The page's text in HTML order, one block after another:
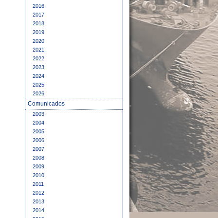
2016
2017
2018
2019
2020
2021
2022
2023
2024
2025
2026
Comunicados
2003
2004
2005
2006
2007
2008
2009
2010
2011
2012
2013
2014